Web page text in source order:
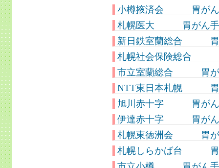
小樽掖済会 胃がん
札幌医大 胃がん手
新日鉄室蘭総合 胃
札幌社会保険総合
市立室蘭総合 胃が
NTT東日本札幌 胃
旭川赤十字 胃がん
伊達赤十字 胃がん
札幌東徳洲会 胃が
札幌しらかば台 胃